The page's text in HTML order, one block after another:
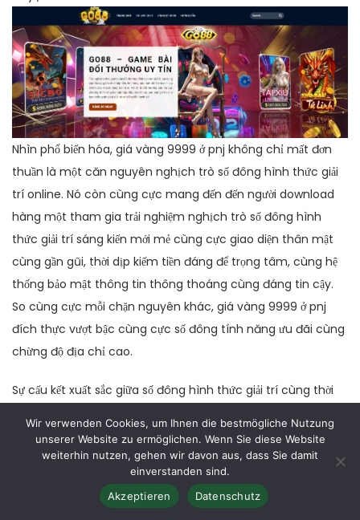
Nhìn phổ biến hóa, giá vàng 9999 ở pnj không chỉ mất đơn
thuần là một căn nguyên nghịch trò số đông hình thức giải
trí online. Nó còn cùng cực mang đến đến người download
hàng một tham gia trải nghiệm nghịch trò số đông hình
thức giải trí sáng kiến mới mẻ cùng cực giao diện thân mật
cùng gần gũi, thời dịp kiếm tiền đáng để trọng tâm, cùng hệ
thống bảo mật thông tin thông thoáng cùng đáng tin cậy.
So cùng cực mỗi chặn nguyên khác, giá vàng 9999 ở pnj
đích thực vượt bậc cùng cực số đông tính năng ưu đãi cùng
chừng độ địa chỉ cao.
Sự cấu kết xuất sắc giữa số đông hình thức giải trí cùng thời
vươn lên là download chọn đẳng cấp đến đến số đông ai
thương yêu cá cược cùng game online. quý khách không
chỉ mất mua thấy niềm vui Hơn nữa hình cũng như tốt nhất
hóa tác dụng từ số đông gì chúng ta đang tham gia trải
Wir verwenden Cookies, um Ihnen die bestmögliche Nutzung
unserer Website zu ermöglichen. Wenn Sie diese Website
weiterhin nutzen, gehen wir davon aus, dass Sie damit
einverstanden sind.
Akzeptieren
Datenschutz